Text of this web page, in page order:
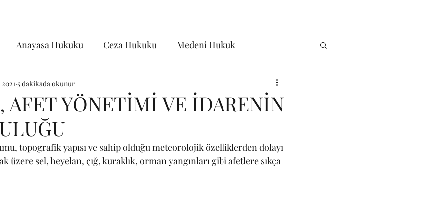
Anayasa Hukuku Ceza Hukuku Medeni Hukuk
Hukuku İş Hukuku
Siyasi Tarih
Diğer İdare Hukuku Psikiyatri/Psikoloji
AFET YÖNETİMİ VE İDARENİN
5 dakikada okunur
topografik yapısı ve sahip olduğu meteorolojik özelliklerden dolayı
üzere sel, heyelan, çığ, kuraklık, orman yangınları gibi afetlere sıkça